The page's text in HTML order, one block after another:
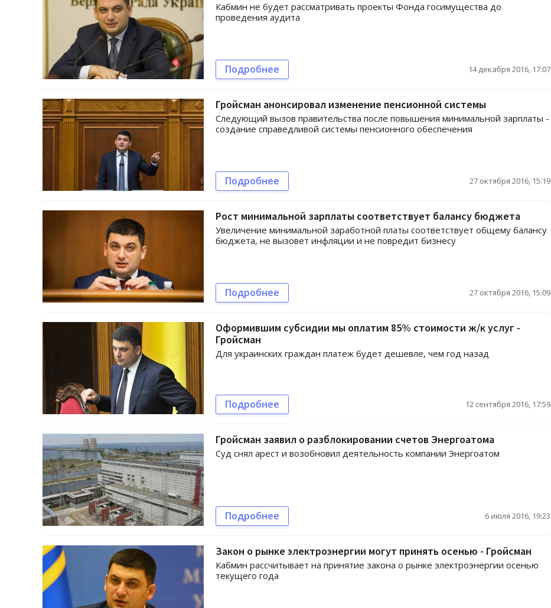
Кабмин не будет рассматривать проекты Фонда госимущества до
проведения аудита
Подробнее 14 декабря 2016, 17:07
Гройсман анонсировал изменение пенсионной системы
Следующий вызов правительства после повышения минимальной зарплаты -
создание справедливой системы пенсионного обеспечения
Подробнее 27 октября 2016, 15:19
Рост минимальной зарплаты соответствует балансу бюджета
Увеличение минимальной заработной платы соответствует общему балансу
бюджета, не вызовет инфляции и не повредит бизнесу
Подробнее 27 октября 2016, 15:09
Оформившим субсидии мы оплатим 85% стоимости ж/к услуг -
Гройсман
Для украинских граждан платеж будет дешевле, чем год назад
Подробнее 12 сентября 2016, 17:59
Гройсман заявил о разблокировании счетов Энергоатома
Суд снял арест и возобновил деятельность компании Энергоатом
Подробнее 6 июля 2016, 19:23
Закон о рынке электроэнергии могут принять осенью - Гройсман
Кабмин рассчитывает на принятие закона о рынке электроэнергии осенью
текущего года